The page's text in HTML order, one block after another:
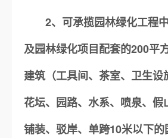
2、可承揽园林绿化工程
及园林绿化项目配套的200平
建筑（工具间、茶室、卫生设
花坛、园路、水系、喷泉、假
铺装、驳岸、单跨10米以下